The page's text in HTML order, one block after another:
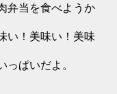
弁当を食べようか
い！美味い！美味
ぱいだよ。